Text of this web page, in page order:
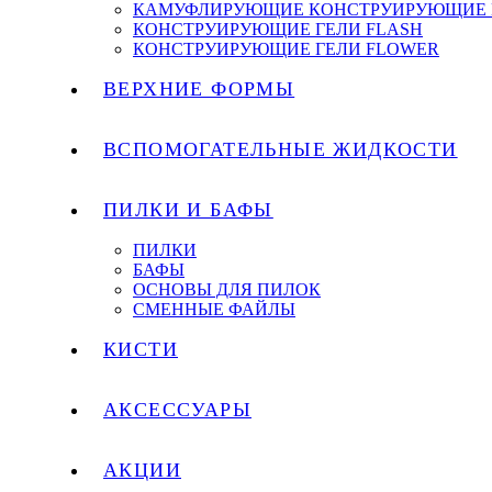
КАМУФЛИРУЮЩИЕ КОНСТРУИРУЮЩИЕ
КОНСТРУИРУЮЩИЕ ГЕЛИ FLASH
КОНСТРУИРУЮЩИЕ ГЕЛИ FLOWER
ВЕРХНИЕ ФОРМЫ
ВСПОМОГАТЕЛЬНЫЕ ЖИДКОСТИ
ПИЛКИ И БАФЫ
ПИЛКИ
БАФЫ
ОСНОВЫ ДЛЯ ПИЛОК
СМЕННЫЕ ФАЙЛЫ
КИСТИ
АКСЕССУАРЫ
АКЦИИ